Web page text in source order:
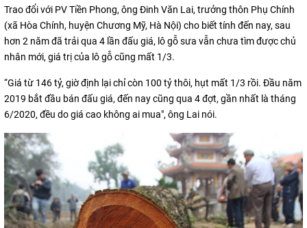
Trao đổi với PV Tiền Phong, ông Đinh Văn Lai, trưởng thôn Phụ Chính
(xã Hòa Chính, huyện Chương Mỹ, Hà Nội) cho biết tính đến nay, sau
hơn 2 năm đã trải qua 4 lần đấu giá, lô gỗ sưa vẫn chưa tìm được chủ
nhân mới, giá trị của lô gỗ cũng mất 1/3.
“Giá từ 146 tỷ, giờ định lại chỉ còn 100 tỷ thôi, hụt mất 1/3 rồi. Đầu năm
2019 bắt đầu bán đấu giá, đến nay cũng qua 4 đợt, gần nhất là tháng
6/2020, đều do giá cao không ai mua", ông Lai nói.